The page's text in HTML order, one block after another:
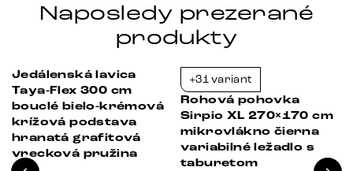
Naposledy prezerané
produkty
Jedálenská lavica
Taya-Flex 300 cm
bouclé bielo-krémová
krížová podstava
hranatá grafitová
vrecková pružina
+31 variant
Rohová pohovka
Sirpio XL 270×170 cm
mikrovlákno čierna
variabilné ležadlo s
taburetom